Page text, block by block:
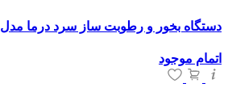
دستگاه بخور و رطوبت ساز سرد درما مدل DEM-F600 (آنباکس)
اتمام موجود